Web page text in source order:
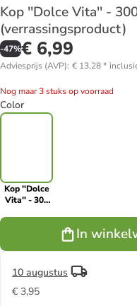
Kop ''Dolce Vita'' -
(verrassingsproduct)
-47%€ 6,99
Adviesprijs (AVP): € 13,28*
Nog maar 3 stuks op voorraad
Color
Kop ''Dolce
Vita'' - 300
(verrassingsproduct)
In
10 augustus
€ 3,95